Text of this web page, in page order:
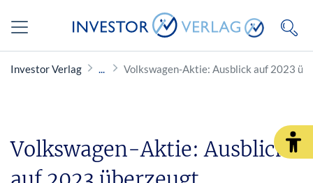
Investor Verlag Volkswagen-Aktie: Ausblick auf 2023
Volkswagen-Aktie: Ausblick